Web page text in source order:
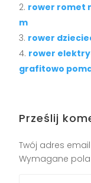
rower romet
m
rower
rower
grafitowo
Prześlij
Twój adres
Wymagane